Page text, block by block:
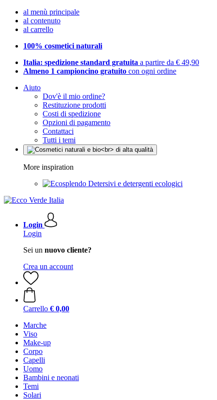
al menù principale
al contenuto
al carrello
100% cosmetici naturali
Italia: spedizione standard gratuita a partire da € 49,90
Almeno 1 campioncino gratuito con ogni ordine
Aiuto
Dov'è il mio ordine?
Restituzione prodotti
Costi di spedizione
Opzioni di pagamento
Contattaci
Tutti i temi
More inspiration
Detersivi e detergenti ecologici
Login
Login
Sei un nuovo cliente?
Crea un account
Carrello € 0,00
Marche
Viso
Make-up
Corpo
Capelli
Uomo
Bambini e neonati
Temi
Solari